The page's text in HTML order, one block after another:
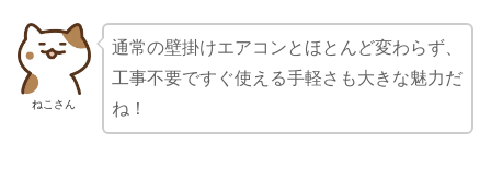
ねこさん
通常の壁掛けエアコンとほとんど変わらず、
工事不要ですぐ使える手軽さも大きな魅力だ
ね！